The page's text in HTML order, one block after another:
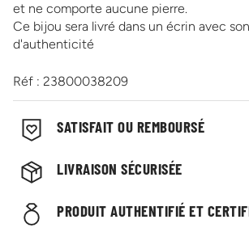
et ne comporte aucune pierre.
Ce bijou sera livré dans un écrin avec
d'authenticité
Réf : 23800038209
SATISFAIT OU REMBOURSÉ
LIVRAISON SÉCURISÉE
PRODUIT AUTHENTIFIÉ ET